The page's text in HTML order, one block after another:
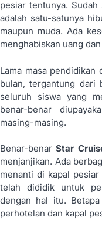
pesiar tentunya.
adalah satu-satunya
maupun muda. Ada
menghabiskan uang
Lama masa pendidikan
bulan, tergantung dari
seluruh siswa yang
benar-benar
masing-masing.
Benar-benarStar
menjanjikan. Ada
menanti di kapal
telah dididik untuk
dengan hal itu. Betapa
perhotelan dan kapal